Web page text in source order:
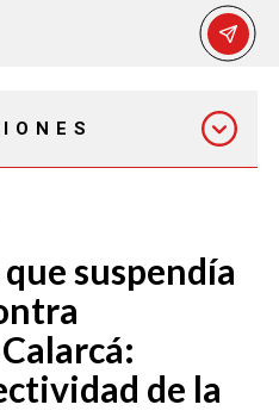
EXPRESS
12:30 PM
7:00 PM
suspendía
de la